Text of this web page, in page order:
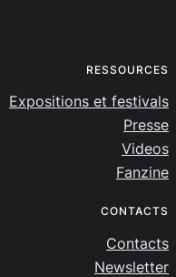
RESSOURCES
Expositions et festivals
Presse
Videos
Fanzine
CONTACTS
Contacts
Newsletter